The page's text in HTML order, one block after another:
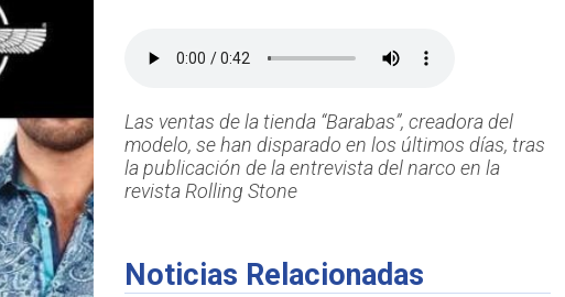
Las ventas de la tienda “Barabas”, creadora del
modelo, se han disparado en los últimos días, tras
la publicación de la entrevista del narco en la
revista Rolling Stone
Noticias Relacionadas